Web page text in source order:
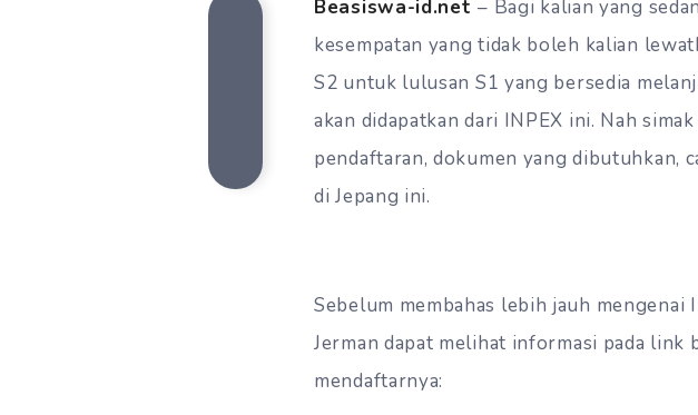
Beasiswa-id.net– Bagi kalian yang
kesempatan yang tidak boleh kalian
S2 untuk lulusan S1 yang bersedia
akan didapatkan dari INPEX ini. Nah
pendaftaran, dokumen yang dibutuhkan,
di Jepang ini.
Sebelum membahas lebih jauh mengenai
Jerman dapat melihat informasi pada
mendaftarnya: